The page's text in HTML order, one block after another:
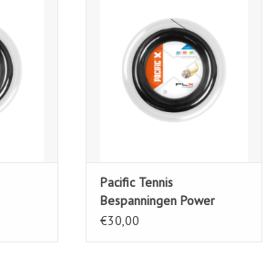
Pacific Tennis
Bespanningen Power
€30,00